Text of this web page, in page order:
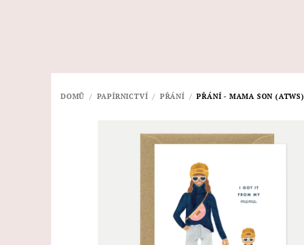
DOMŮ / PAPÍRNICTVÍ / PŘÁNÍ / PŘÁNÍ - MAMA SON (ATWS)